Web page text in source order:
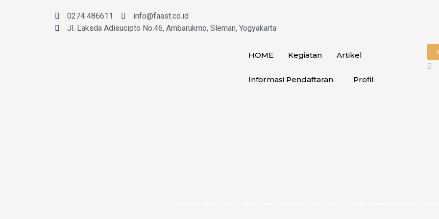
0274 486611
info@faast.co.id
Jl. Laksda Adisucipto No.46, Ambarukmo, Sleman, Yogyakarta
HOME Kegiatan Artikel
Informasi Pendaftaran Profil